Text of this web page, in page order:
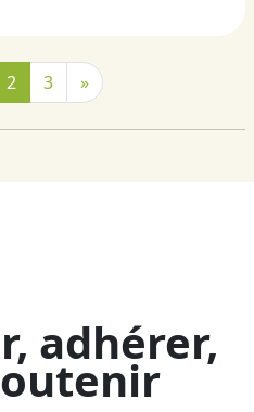
2 3 »
adhérer,